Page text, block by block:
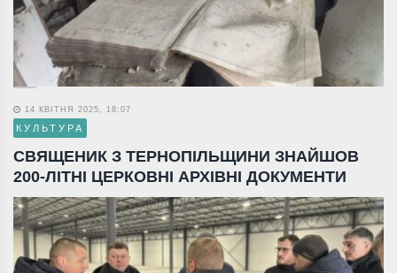
14 КВІТНЯ 2025, 18:07
КУЛЬТУРА
СВЯЩЕНИК З ТЕРНОПІЛЬЩИНИ ЗНАЙШОВ
200-ЛІТНІ ЦЕРКОВНІ АРХІВНІ ДОКУМЕНТИ